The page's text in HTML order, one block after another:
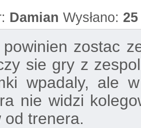
Damian Wysłano:
zostac
sie gry z
wpadaly, ale
nie widzi
od trenera.